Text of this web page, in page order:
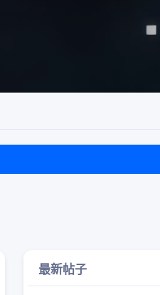
最新帖子